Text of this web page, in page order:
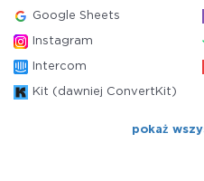
Google Sheets
Instagram
Intercom
Kit (dawniej ConvertKit)
pokaż